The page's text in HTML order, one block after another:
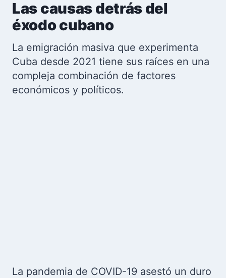
Las causas detrás del
éxodo cubano
La emigración masiva que experimenta
Cuba desde 2021 tiene sus raíces en una
compleja combinación de factores
económicos y políticos.
La pandemia de COVID-19 asestó un duro